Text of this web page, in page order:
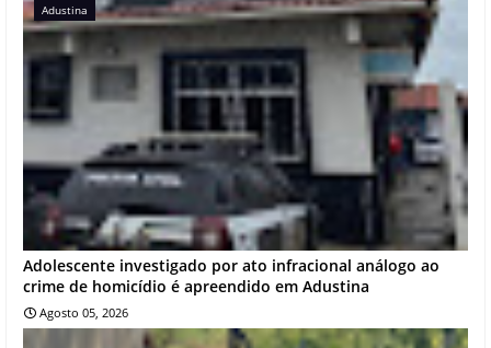
Adustina
Adolescente investigado por ato infracional análogo ao
crime de homicídio é apreendido em Adustina
Agosto 05, 2026